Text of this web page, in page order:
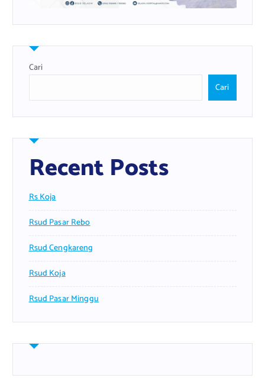
Cari
Cari
Recent Posts
Rs Koja
Rsud Pasar Rebo
Rsud Cengkareng
Rsud Koja
Rsud Pasar Minggu